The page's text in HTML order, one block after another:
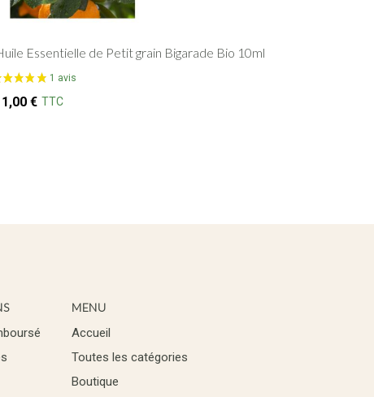
Essentielle de Petit grain Bigarade Bio 10ml
€ TTC
MENU
Accueil
Toutes les catégories
Boutique